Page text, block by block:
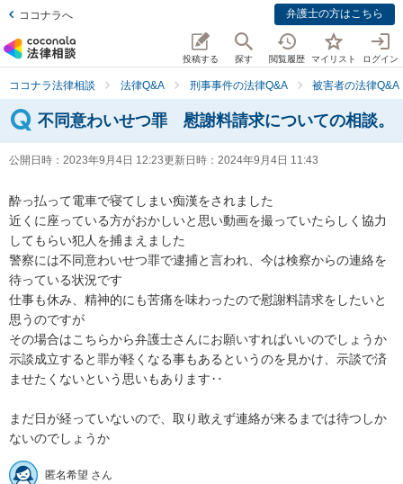
ココナラへ 弁護士の方はこちら
投稿する 探す 閲覧履歴 マイリスト ログイン
ココナラ法律相談 法律Q&A 刑事事件の法律Q&A 被害者の法律Q&A
不同意わいせつ罪 慰謝料請求についての相談。
公開日時： 2023年9月4日 12:23更新日時： 2024年9月4日 11:43
酔っ払って電車で寝てしまい痴漢をされました
近くに座っている方がおかしいと思い動画を撮っていたらしく協力
してもらい犯人を捕まえました
警察には不同意わいせつ罪で逮捕と言われ、今は検察からの連絡を
待っている状況です
仕事も休み、精神的にも苦痛を味わったので慰謝料請求をしたいと
思うのですが
その場合はこちらから弁護士さんにお願いすればいいのでしょうか
示談成立すると罪が軽くなる事もあるというのを見かけ、示談で済
ませたくないという思いもあります‥
まだ日が経っていないので、取り敢えず連絡が来るまでは待つしか
ないのでしょうか
匿名希望 さん